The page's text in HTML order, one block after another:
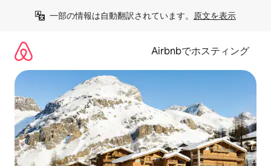
一部の情報は自動翻訳されています。 原文を表示
Airbnbでホスティング